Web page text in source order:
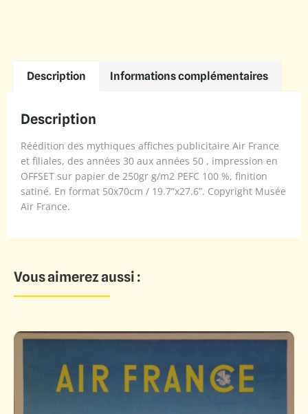
Description Informations complémentaires
Description
Réédition des mythiques affiches publicitaire Air France
et filiales, des années 30 aux années 50 , impression en
OFFSET sur papier de 250gr g/m2 PEFC 100 %, finition
satiné. En format 50x70cm / 19.7”x27.6”. Copyright Musée
Air France.
Vous aimerez aussi :